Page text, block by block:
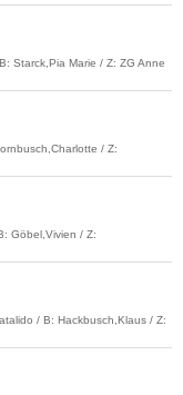
Starck,Pia Marie / Z: ZG Anne
/ Z:
Göbel,Vivien / Z:
/ B: Hackbusch,Klaus / Z: